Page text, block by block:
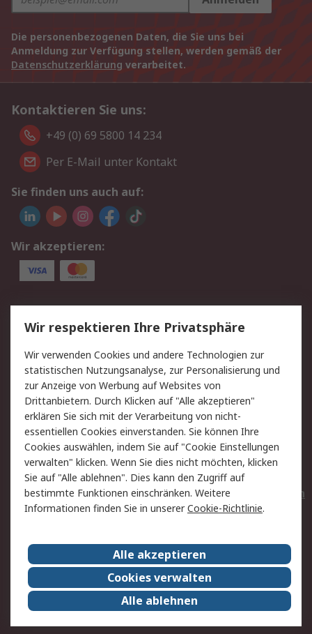
Die personenbezogenen Daten, die Sie uns bei
Anmeldung zur Verfügung stellen, werden gemäß der
Datenschutzerklärung verarbeitet.
Kontaktieren Sie uns:
+49 (0) 69 5800 14 234
Per E-Mail unter Kontakt
Sie finden uns auch auf:
Wir akzeptieren:
Service
Value Added Services
Lieferlösungen
Rücksendungen
Kontakt
Hilfe
Privatkunden
Rechtliches
AGB
Datenschutz
Cookie-Richtlinie
Zahlungsbedingungen
Copyright/Impressum
Entsorgung
Elektrogeräte/Batterien
RS weltweit
Karriere bei RS
Nachhaltigkeit
Qualität/Umwelt/ZertifikatePresse-Center
Event-Center
Wir respektieren Ihre Privatsphäre
Wir verwenden Cookies und andere Technologien zur
statistischen Nutzungsanalyse, zur Personalisierung und
zur Anzeige von Werbung auf Websites von
Drittanbietern. Durch Klicken auf "Alle akzeptieren"
erklären Sie sich mit der Verarbeitung von nicht-
essentiellen Cookies einverstanden. Sie können Ihre
Cookies auswählen, indem Sie auf "Cookie Einstellungen
verwalten" klicken. Wenn Sie dies nicht möchten, klicken
Sie auf "Alle ablehnen". Dies kann den Zugriff auf
bestimmte Funktionen einschränken. Weitere
Informationen finden Sie in unsererCookie-Richtlinie.
Alle akzeptieren
Cookies verwalten
Alle ablehnen